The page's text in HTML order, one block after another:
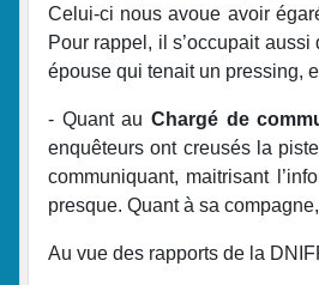
Celui-ci nous avoue avoir
Pour rappel, il s’occupait
épouse qui tenait un pressing,
- Quant au Chargé de
enquêteurs ont creusés la
communiquant, maitrisant
presque. Quant à sa
Au vue des rapports de la